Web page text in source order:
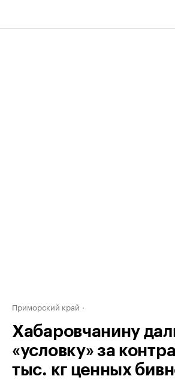
Приморский край
Хабаровчанину
«условку» за
тыс. кг ценных